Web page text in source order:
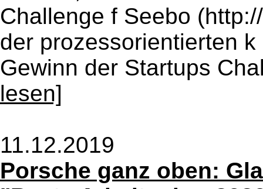
Challenge f Seebo
der prozessorientierten
Gewinn der Startups
lesen]
11.12.2019
Porsche ganz oben: